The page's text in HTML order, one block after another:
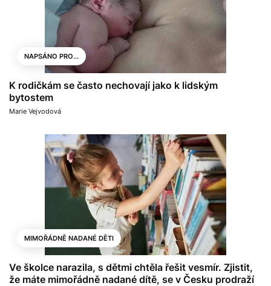
NAPSÁNO PRO...
K rodičkám se často nechovají jako k lidským
bytostem
Marie Vejvodová
MIMOŘÁDNĚ NADANÉ DĚTI
Ve školce narazila, s dětmi chtěla řešit vesmír. Zjistit,
že máte mimořádně nadané dítě, se v Česku prodraží